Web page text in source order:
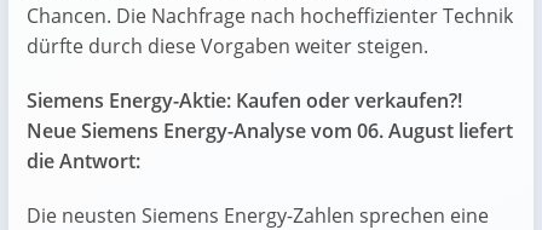
Chancen. Die Nachfrage nach hocheffizienter Technik
dürfte durch diese Vorgaben weiter steigen.
Siemens Energy-Aktie: Kaufen oder verkaufen?!
Neue Siemens Energy-Analyse vom 06. August liefert
die Antwort:
Die neusten Siemens Energy-Zahlen sprechen eine